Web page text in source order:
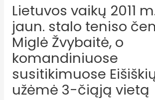
Lietuvos vaikų 2011
jaun. stalo teniso
Miglė Žvybaitė, o
komandiniuose
susitikimuose
užėmė 3-čiąją vietą